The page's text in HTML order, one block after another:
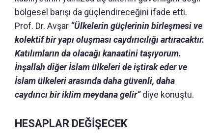
bölgesel barışı da güçlendireceğini ifade etti.
Prof. Dr. Avşar “Ülkelerin güçlerinin birleşmesi ve
kolektif bir yapı oluşması caydırıcılığı artıracaktır.
Katılımların da olacağı kanaatini taşıyorum.
İnşallah diğer İslam ülkeleri de iştirak eder ve
İslam ülkeleri arasında daha güvenli, daha
caydırıcı bir iklim meydana gelir”diye konuştu.
HESAPLAR DEĞİŞECEK